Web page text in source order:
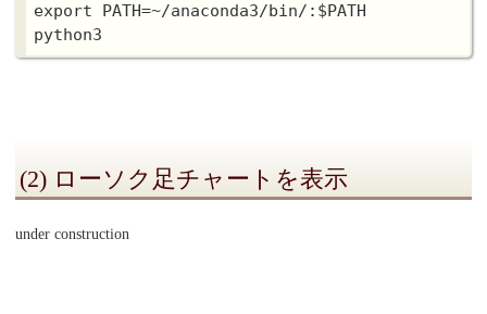
export PATH=~/anaconda3/bin/:$PATH
(2) ローソク足チャートを表示
under construction